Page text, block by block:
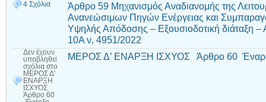
4 Σχόλια
Άρθρο 59 Μηχανισμός Αναδιανομής της
Ανανεώσιμων Πηγών Ενέργειας και
Υψηλής Απόδοσης – Εξουσιοδοτική διάταξη
10Α ν. 4951/2022
Δεν έχουν
υποβληθεί
σχόλια στο
ΜΕΡΟΣ Δ’
ΕΝΑΡΞΗ
ΙΣΧΥΟΣ
Άρθρο 60
ΜΕΡΟΣ Δ’ ΕΝΑΡΞΗ ΙΣΧΥΟΣ Άρθρο 60